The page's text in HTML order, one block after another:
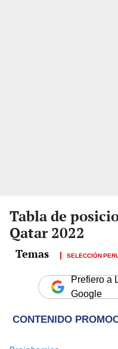
Tabla de
Qatar 2022
SELECCIÓN
Prefiero a
Google